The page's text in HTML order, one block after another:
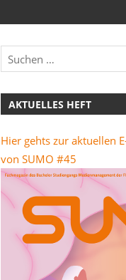
AKTUELLES HEFT
Hier gehts zur aktuellen
von SUMO #45